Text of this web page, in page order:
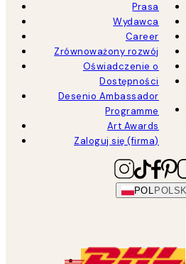
Prasa
Wydawca
Career
Zrównoważony rozwój
Oświadczenie o
Dostępności
Desenio Ambassador
Programme
Art Awards
Zaloguj się (firma)
POL POLSKI